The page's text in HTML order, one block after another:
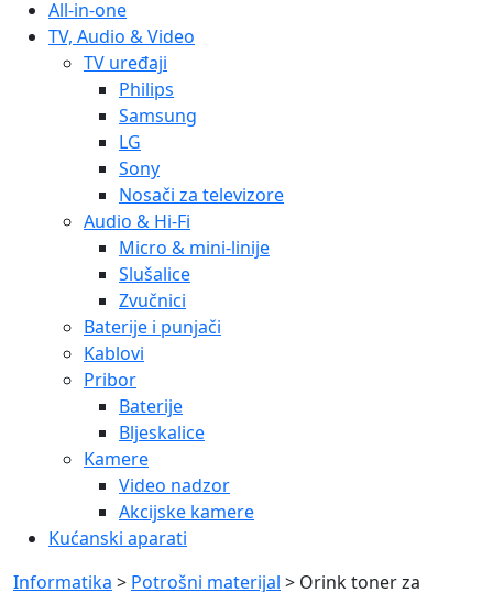
All-in-one
TV, Audio & Video
TV uređaji
Philips
Samsung
LG
Sony
Nosači za televizore
Audio & Hi-Fi
Micro & mini-linije
Slušalice
Zvučnici
Baterije i punjači
Kablovi
Pribor
Baterije
Bljeskalice
Kamere
Video nadzor
Akcijske kamere
Kućanski aparati
Informatika > Potrošni materijal > Orink toner za